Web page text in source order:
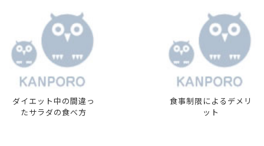
ダイエット中の間違っ
たサラダの食べ方
食事制限によるデメリ
ット